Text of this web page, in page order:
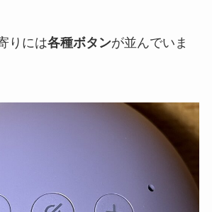
りには各種ボタンが並んでいま